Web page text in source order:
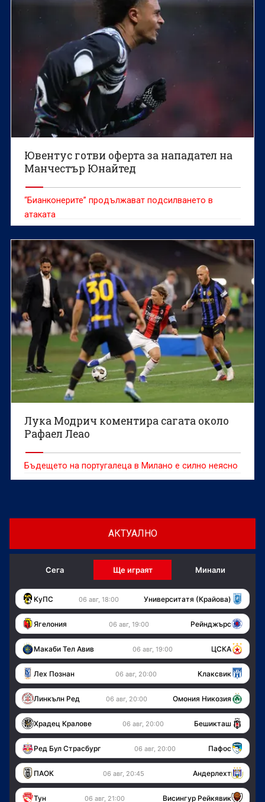
Ювентус готви оферта за нападател на
Манчестър Юнайтед
“Бианконерите” продължават подсилването в
атаката
Лука Модрич коментира сагата около
Рафаел Леао
Бъдещето на португалеца в Милано е силно неясно
АКТУАЛНО
Сега Ще играят Минали
KуПС 06 авг, 18:00 Университатя (Крайова)
Ягелония 06 авг, 19:00 Рейнджърс
Макаби Тел Авив 06 авг, 19:00 ЦСКА
Лех Познан 06 авг, 20:00 Клаксвик
Линкълн Ред 06 авг, 20:00 Омония Никозия
Храдец Кралове 06 авг, 20:00 Бешикташ
Ред Бул Страсбург 06 авг, 20:00 Пафос
ПАОК 06 авг, 20:45 Андерлехт
Тун 06 авг, 21:00 Висингур Рейкявик